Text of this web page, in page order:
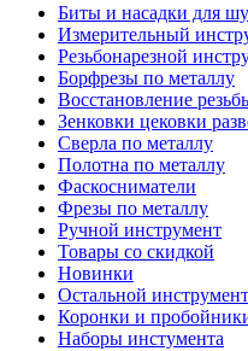
Биты и насадки для
Измерительный
Резьбонарезной
Борфрезы по металлу
Восстановление
Зенковки цековки
Сверла по металлу
Полотна по металлу
Фаскосниматели
Фрезы по металлу
Ручной инструмент
Товары со скидкой
Новинки
Остальной инструмент
Коронки и
Наборы инстумента